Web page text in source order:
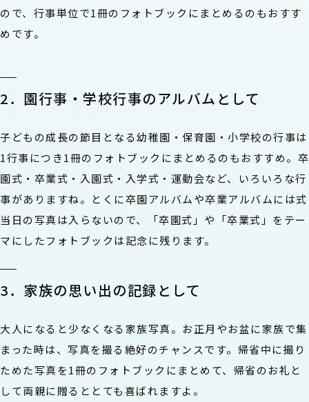
ので、行事単位で1冊のフォトブックにまとめるのもおすす
めです。
2．園行事・学校行事のアルバムとして
子どもの成長の節目となる幼稚園・保育園・小学校の行事は
1行事につき1冊のフォトブックにまとめるのもおすすめ。卒
園式・卒業式・入園式・入学式・運動会など、いろいろな行
事がありますね。とくに卒園アルバムや卒業アルバムには式
当日の写真は入らないので、「卒園式」や「卒業式」をテー
マにしたフォトブックは記念に残ります。
3．家族の思い出の記録として
大人になると少なくなる家族写真。お正月やお盆に家族で集
まった時は、写真を撮る絶好のチャンスです。帰省中に撮り
ためた写真を1冊のフォトブックにまとめて、帰省のお礼と
して両親に贈るととても喜ばれますよ。